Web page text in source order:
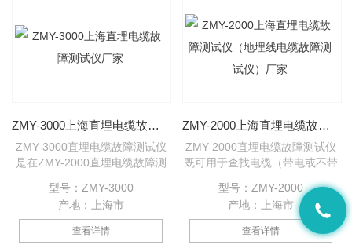
电缆对地绝缘短路及开路故障的
快速准确查找定位，还可对埋于
地下电缆路径的查找定位及电缆
缘短路及开路故障的快速准确查
找定位，还可对埋于地下电缆路
径的查找定位及电缆的敷设深度
的测量。是新一代的电缆故障测
ZMY-3000上海直埋电缆故障测试仪厂家
ZMY-3000直埋电缆故障测试仪
是在ZMY-2000直埋电缆故障测
产品，在ZMY-2000直埋电缆故
障测试仪的基础上提高了仪器的
发射功率、提高了发射电压、增
加了频率以及其它多项改进。是
型号：ZMY-3000
产地：上海市
查看详情
ZMY-2000上海直埋电缆故障测试仪（地埋线电缆故障测试仪）厂家
ZMY-2000直埋电缆故障测试仪
既可用于查找电缆（带电或不带
寻找直埋电缆故障。可以完成过
去几套仪器才可完成的任务。传
统的电缆故障定位仪需高压试验
装置，必须使用交流电源，接线
型号：ZMY-2000
产地：上海市
查看详情